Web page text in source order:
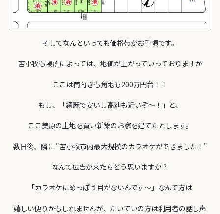
そしてなんといっても価格帯がお手頃です。
苫小牧も場所によっては、地価が上がっていっておりますが
ここは南向きも角地も200万円台！！
もし、「綺麗で安いし高速も近いぞ～！」と、
ここ美原の土地を買い新築のお家を建てたとします。
数日後、隣に "苫小牧市内最大規模のカラオケができました！"
なんて広告が来たらどう思いますか？
「カラオケにめっぽう目がないんです～」なんて方は
嬉しい便りかもしれませんが、たいていの方は利用者の話し声